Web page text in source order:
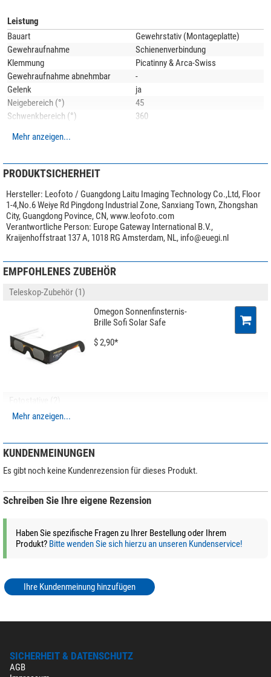
Für die Metallteile verwendet Leofoto die hochwertige6061-T6 Aluminium-
Legierung
mit Magnesium und Silizium als Legierungsbestandteile. Dieses
korrosionsbeständige Material zeichnet sich durch hohe Festigkeit und gute
Zähigkeit aus. Die Streckgrenze ist vergleichbar mit Baustahl. Alle Teile
werden auf modernstenCNC-Maschinen
und sind dadurch deutlich
stabiler als Gußteile
keine Kompromisse!
Leistung
Bauart
Gewehrstativ (Montageplatte)
Gewehraufnahme
Schienenverbindung
Klemmung
Picatinny & Arca-Swiss
Gewehraufnahme abnehmbar
-
Gelenk
ja
Neigebereich (°)
45
Schwenkbereich (°)
360
Geeignet für
Allgemein
Material
Aluminium
Farbe
schwarz/silber
Gewicht (g)
385
Serie
Anwendungsgebiete
mittel
Drückjagd
mittel
Pirsch
weite Distanz
Sportschützen
Mehr anzeigen...
PRODUKTSICHERHEIT
Hersteller: Leofoto / Guangdong Laitu Imaging Technology Co.,Ltd, Floor
1-4,No.6 Weiye Rd Pingdong Industrial Zone, Sanxiang Town, Zhongshan
City, Guangdong Povince, CN, www.leofoto.com
Verantwortliche Person: Europe Gateway International B.V.,
Kraijenhoffstraat 137 A, 1018 RG Amsterdam, NL, info@euegi.nl
EMPFOHLENES ZUBEHÖR
Teleskop-Zubehör (1)
Omegon Sonnenfinsternis-
Brille Sofi Solar Safe
$ 2,90*
Fotostative (2)
MK-40 +
Waffenklemmhalterung GS-3
$ 620,-*
+ Weitere Zubehörprodukte in dieser Kategorie: 1
Mehr anzeigen...
KUNDENMEINUNGEN
Es gibt noch keine Kundenrezension für dieses Produkt.
Schreiben Sie Ihre eigene Rezension
Haben Sie spezifische Fragen zu Ihrer Bestellung oder Ihrem
Produkt? Bitte wenden Sie sich hierzu an unseren Kundenservice!
Ihre Kundenmeinung hinzufügen
SICHERHEIT & DATENSCHUTZ
AGB